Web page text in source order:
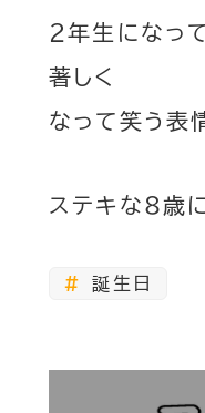
2年生になっ
著しく
なって笑う表
ステキな8歳
誕生日